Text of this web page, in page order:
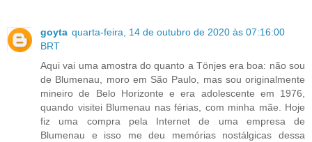
goyta quarta-feira, 14 de outubro de 2020 às 07:16:00
BRT
Aqui vai uma amostra do quanto a Tönjes era boa: não sou
de Blumenau, moro em São Paulo, mas sou originalmente
mineiro de Belo Horizonte e era adolescente em 1976,
quando visitei Blumenau nas férias, com minha mãe. Hoje
fiz uma compra pela Internet de uma empresa de
Blumenau e isso me deu memórias nostálgicas dessa